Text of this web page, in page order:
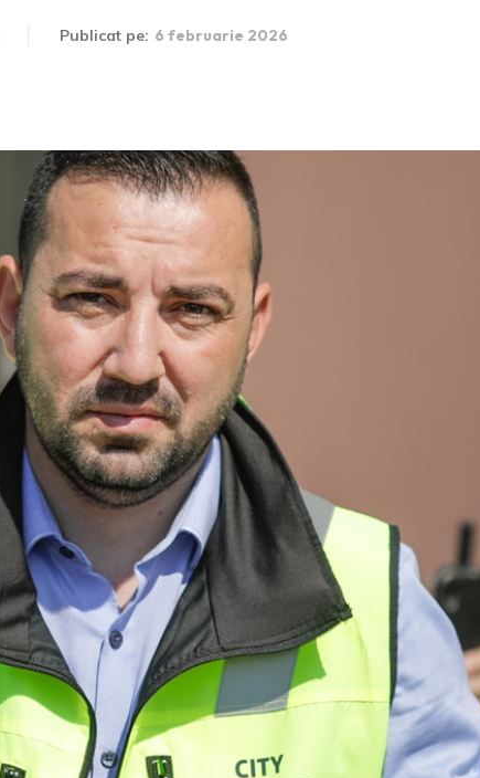
Publicat pe: 6 februarie 2026